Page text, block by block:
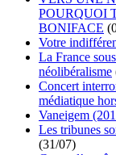
POURQUOI
BONIFACE
Votre
La France
néolibéralisme
Concert
médiatique
Vaneigem
Les tribunes
(31/07)